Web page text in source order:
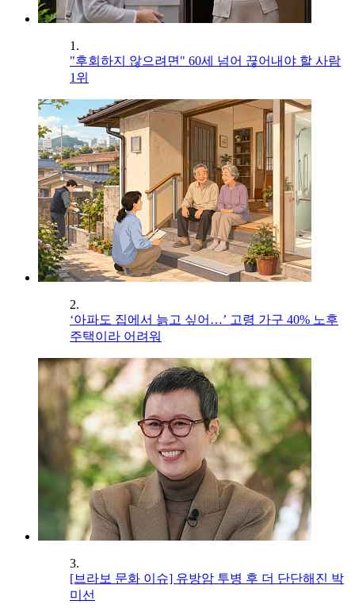
1.
"후회하지 않으려면" 60세 넘어 끊어내야 할 사람
1위
2.
‘아파도 집에서 늙고 싶어…’ 고령 가구 40% 노후
주택이라 어려워
3.
[브라보 문화 이슈] 유방암 투병 후 더 단단해진 박
미선